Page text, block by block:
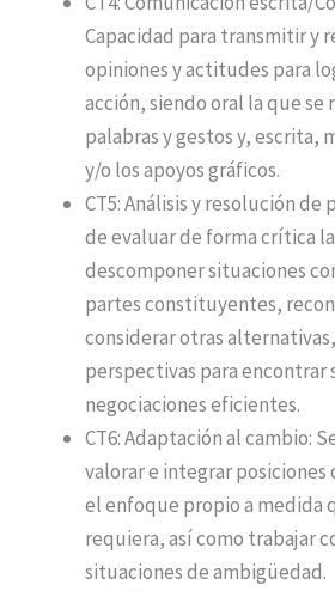
Capacidad para transmitir y
opiniones y actitudes para
acción, siendo oral la que se
palabras y gestos y, escrita,
y/o los apoyos gráficos.
CT5: Análisis y resolución de
de evaluar de forma crítica
descomponer situaciones
partes constituyentes,
considerar otras
perspectivas para encontrar
negociaciones eficientes.
CT6: Adaptación al cambio:
valorar e integrar
el enfoque propio a medida
requiera, así como trabajar
situaciones de ambigüedad.